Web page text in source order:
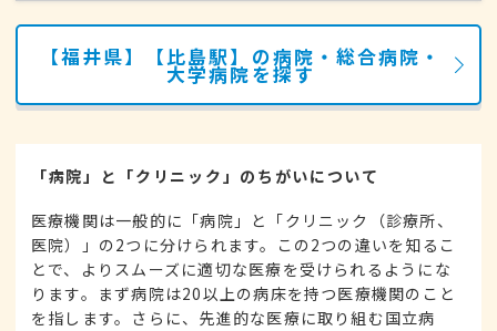
【福井県】【比島駅】の病院・総合病院・
大学病院を探す
「病院」と「クリニック」のちがいについて
医療機関は一般的に「病院」と「クリニック（診療所、
医院）」の2つに分けられます。この2つの違いを知るこ
とで、よりスムーズに適切な医療を受けられるようにな
ります。まず病院は20以上の病床を持つ医療機関のこと
を指します。さらに、先進的な医療に取り組む国立病